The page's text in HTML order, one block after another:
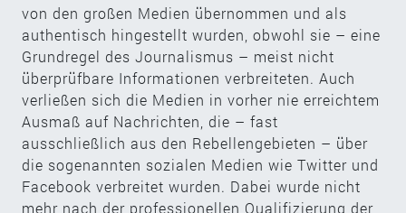
von den großen Medien übernommen und als
authentisch hingestellt wurden, obwohl sie – eine
Grundregel des Journalismus – meist nicht
überprüfbare Informationen verbreiteten. Auch
verließen sich die Medien in vorher nie erreichtem
Ausmaß auf Nachrichten, die – fast
ausschließlich aus den Rebellengebieten – über
die sogenannten sozialen Medien wie Twitter und
Facebook verbreitet wurden. Dabei wurde nicht
mehr nach der professionellen Qualifizierung der